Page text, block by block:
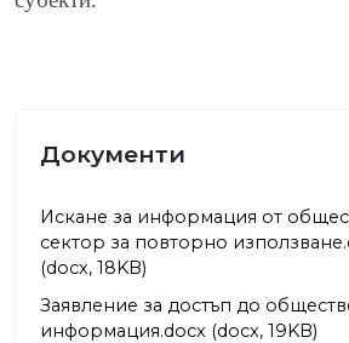
Документи
Искане за информация от
сектор за повторно
(docx, 18KB)
Заявление за достъп до
информация.docx (docx, 19KB)